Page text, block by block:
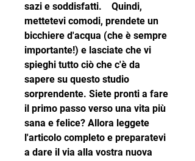
sazi e soddisfatti.    Quindi,
mettetevi comodi, prendete un
bicchiere d'acqua (che è sempre
importante!) e lasciate che vi
spieghi tutto ciò che c'è da
sapere su questo studio
sorprendente. Siete pronti a fare
il primo passo verso una vita più
sana e felice? Allora leggete
l'articolo completo e preparatevi
a dare il via alla vostra nuova